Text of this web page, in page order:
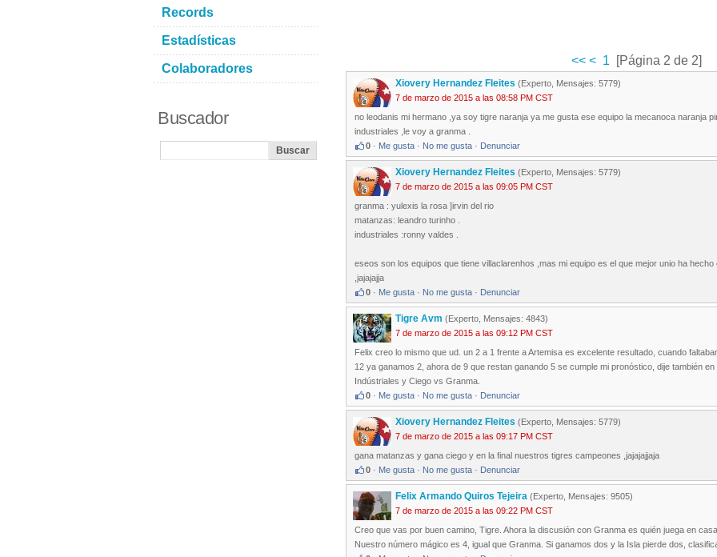
<< < 1 [Página 2 de 2]
Xiovery Hernandez Fleites (Experto, Mensajes: 5779)
7 de marzo de 2015 a las 08:58 PM CST
no leodanis mi hermano ,ya soy tigre naranja ya me gusta ese equipo la mecanoca naranja
industriales ,le voy a granma .
0 · Me gusta · No me gusta · Denunciar
Xiovery Hernandez Fleites (Experto, Mensajes: 5779)
7 de marzo de 2015 a las 09:05 PM CST
granma : yulexis la rosa ]irvin del rio
matanzas: leandro turinho .
industriales :ronny valdes .
eseos son los equipos que tiene villaclarenhos ,mas mi equipo es el que mejor unio ha
,jajajajja
0 · Me gusta · No me gusta · Denunciar
Tigre Avm (Experto, Mensajes: 4843)
7 de marzo de 2015 a las 09:12 PM CST
Felix creo lo mismo que ud. un 2 a 1 frente a Artemisa es excelente resultado, cuando
12 ya ganamos 2, ahora de 9 que restan ganando 5 se cumple mi pronóstico, dije también
Indústriales y Ciego vs Granma.
0 · Me gusta · No me gusta · Denunciar
Xiovery Hernandez Fleites (Experto, Mensajes: 5779)
7 de marzo de 2015 a las 09:17 PM CST
gana matanzas y gana ciego y en la final nuestros tigres campeones ,jajajajjaja
0 · Me gusta · No me gusta · Denunciar
Felix Armando Quiros Tejeira (Experto, Mensajes: 9505)
7 de marzo de 2015 a las 09:22 PM CST
Creo que vas por buen camino, Tigre. Ahora la discusión con Granma es quién juega en casa.
Nuestro número mágico es 4, igual que Granma. Si ganamos dos y la Isla pierde dos,
Records
Estadísticas
Colaboradores
Buscador